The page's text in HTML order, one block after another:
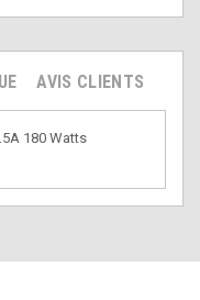
AVIS CLIENTS
180 Watts